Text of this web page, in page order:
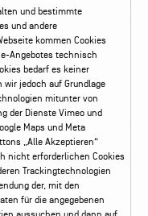
Callback-Service
und bestimmte
und andere
kommen Cookies
Angebotes technisch
bedarf es keiner
jedoch auf Grundlage
mitunter von
der Dienste Vimeo und
Maps und Meta
„Alle Akzeptieren“
nicht erforderlichen Cookies
Trackingtechnologien
der, mit den
für die angegebenen